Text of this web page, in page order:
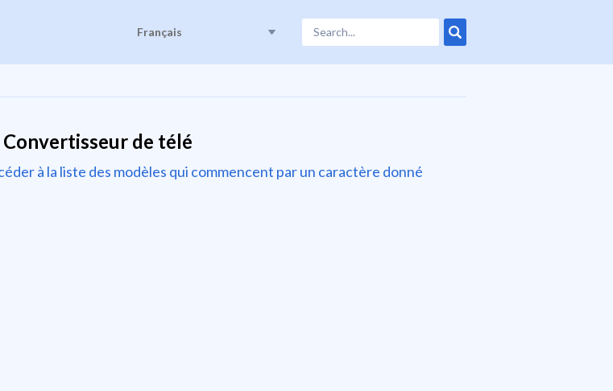
Français
Convertisseur de télé
à la liste des modèles qui commencent par un caractère donné